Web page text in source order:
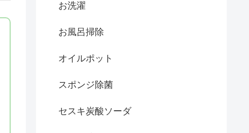
お洗濯
お風呂掃除
オイルポット
スポンジ除菌
セスキ炭酸ソーダ